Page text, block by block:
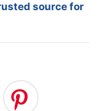
source for